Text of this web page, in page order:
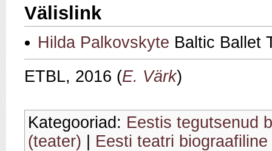
Välislink
Hilda Palkovskyte Baltic Ballet
ETBL, 2016 (E. Värk)
Kategooriad: Eestis tegutsenud
(teater)
Eesti teatri